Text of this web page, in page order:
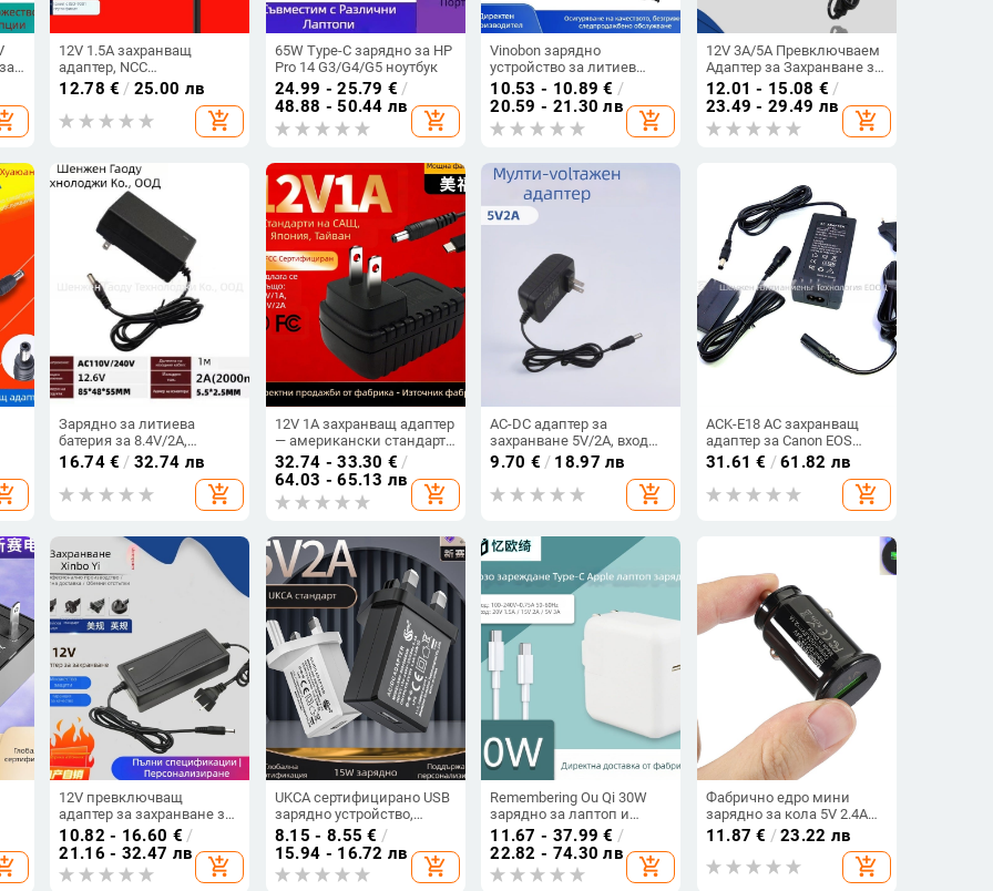
12V 1.5A захранващ
адаптер, NCC
сертифициран според
бразилски стандарт, за
монитори, робот за
почистване на пода и
12.78 € / 25.00 лв
add_shopping_cart
65W Type-C зарядно за HP
Pro 14 G3/G4/G5 ноутбук
24.99 - 25.79 € /
48.88 - 50.44 лв
add_shopping_cart
Vinobon зарядно
устройство за литиев
батериен пакет и
захранващ адаптер,
12.6V1A / 8.4V1.5A /
25.2V0.5A, 9V изход
10.53 - 10.89 € /
20.59 - 21.30 лв
add_shopping_cart
12V 3A/5A Превключваем
Адаптер за Захранване за
Set-Top Box,
Видеонаблюдение DVR,
Камера и Монитор – Вход
100-240V, OEM наличен
12.01 - 15.08 € /
23.49 - 29.49 лв
add_shopping_cart
Зарядно за литиева
батерия за 8.4V/2A,
12.6V/2A и 21V/2A –
зарядно за
електроинструменти и
16.74€ / 32.74 лв
add_shopping_cart
12V 1A захранващ адаптер
— американски стандарт,
японски и тайвански
стандарти; маникюрно-
козметичен уред и
масажор, малък домашен
32.74 - 33.30 € /
64.03 - 65.13 лв
add_shopping_cart
AC-DC адаптер за
захранване 5V/2A, вход
110-220V, директно
зареждане, OEM наличен
9.70 € / 18.97 лв
add_shopping_cart
ACK-E18 AC захранващ
адаптер за Canon EOS
Rebel T6s, 760D и T7i; вход
100-240V; директно
зареждане; OEM наличен
31.61 € /61.82 лв
add_shopping_cart
12V превключващ
адаптер за захранване за
наблюдателни камери и
LED дисплеи, вход 100-
240V, изход 12V, OEM
наличен
10.82 - 16.60 € /
21.16 - 32.47 лв
add_shopping_cart
UKCA сертифицирано USB
зарядно устройство,
компактно захранване за
умни домашни
устройства, 5V 2A изход,
5V 1A зарядна глава
8.15 - 8.55 € /
15.94 - 16.72 лв
add_shopping_cart
Remembering Ou Qi 30W
зарядно за лаптоп и
таблети за 12-инчови
устройства – вход 110-
240V, изход 20V, директно
зареждане, OEM налично
11.67 - 37.99 € /
22.82 - 74.30 лв
add_shopping_cart
Фабрично едро мини
зарядно за кола 5V 2.4A
интелигентно
еднопортово зарядно за
мобилен телефон USB
11.87 € /23.22 лв
add_shopping_cart